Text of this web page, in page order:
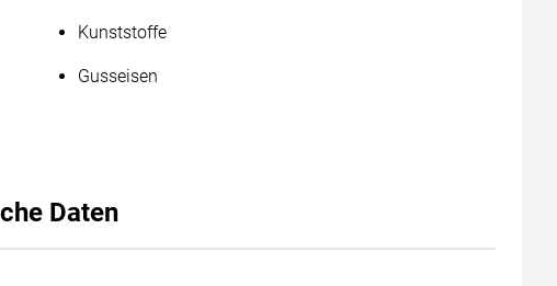
Kunststoffe
Gusseisen
Daten